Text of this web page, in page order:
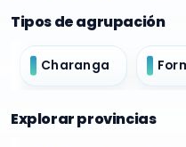
Tipos de agrupación
Charanga
Explorar provincias